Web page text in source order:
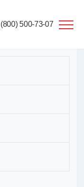
500-73-07